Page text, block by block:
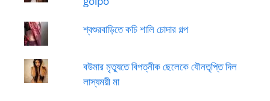
শ্বশুরবাড়িতে কচি শালি চোদার গল্প
বউমার মৃত্যুতে বিপত্নীক ছেলেকে যৌনতৃপ্তি দিল
লাস্যময়ী মা